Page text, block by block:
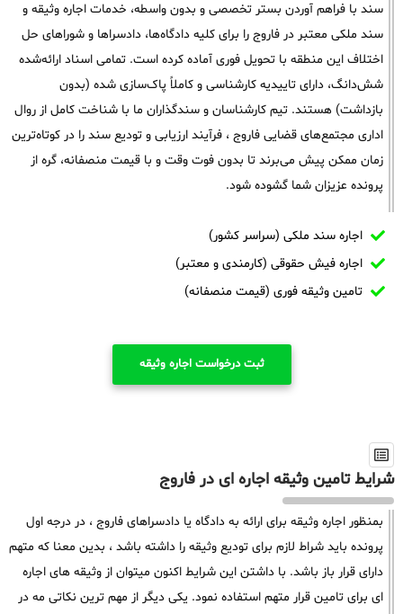
سند با فراهم آوردن بستر تخصصی و بدون واسطه، خدمات اجاره وثیقه و
سند ملکی معتبر در فاروج را برای کلیه دادگاه‌ها، دادسراها و شوراهای حل
اختلاف این منطقه با تحویل فوری آماده کرده است. تمامی اسناد ارائه‌شده
شش‌دانگ، دارای تاییدیه کارشناسی و کاملاً پاک‌سازی شده (بدون
بازداشت) هستند. تیم کارشناسان و سندگذاران ما با شناخت کامل از روال
اداری مجتمع‌های قضایی فاروج ، فرآیند ارزیابی و تودیع سند را در کوتاه‌ترین
زمان ممکن پیش می‌برند تا بدون فوت وقت و با قیمت منصفانه، گره از
پرونده عزیزان شما گشوده شود.
اجاره سند ملکی (سراسر کشور)
اجاره فیش حقوقی (کارمندی و معتبر)
تامین وثیقه فوری (قیمت منصفانه)
ثبت درخواست اجاره وثیقه
شرایط تامین وثیقه اجاره ای در فاروج
بمنظور اجاره وثیقه برای ارائه به دادگاه یا دادسراهای فاروج ، در درجه اول
پرونده باید شراط لازم برای تودیع وثیقه را داشته باشد ، بدین معنا که متهم
دارای قرار باز باشد. با داشتن این شرایط اکنون میتوان از وثیقه های اجاره
ای برای تامین قرار متهم استفاده نمود. یکی دیگر از مهم ترین نکاتی مه در